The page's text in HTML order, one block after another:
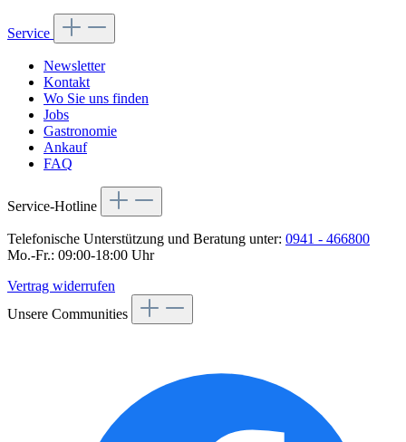
Service
Newsletter
Kontakt
Wo Sie uns finden
Jobs
Gastronomie
Ankauf
FAQ
Service-Hotline
Telefonische Unterstützung und Beratung unter: 0941 - 466800
Mo.-Fr.: 09:00-18:00 Uhr
Vertrag widerrufen
Unsere Communities